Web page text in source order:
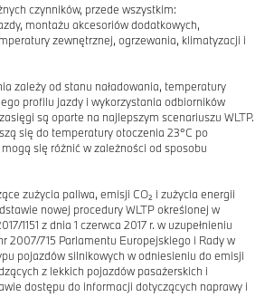
czynników, przede wszystkim:
montażu akcesoriów dodatkowych,
zewnętrznej, ogrzewania, klimatyzacji i
zależy od stanu naładowania, temperatury
profilu jazdy i wykorzystania odbiorników
są oparte na najlepszym scenariuszu WLTP.
się do temperatury otoczenia 23°C po
się różnić w zależności od sposobu
zużycia paliwa, emisji CO₂ i zużycia energii
nowej procedury WLTP określonej w
1151 z dnia 1 czerwca 2017 r. w uzupełnieniu
2007/715 Parlamentu Europejskiego i Rady w
pojazdów silnikowych w odniesieniu do emisji
z lekkich pojazdów pasażerskich i
dostępu do informacji dotyczących naprawy i